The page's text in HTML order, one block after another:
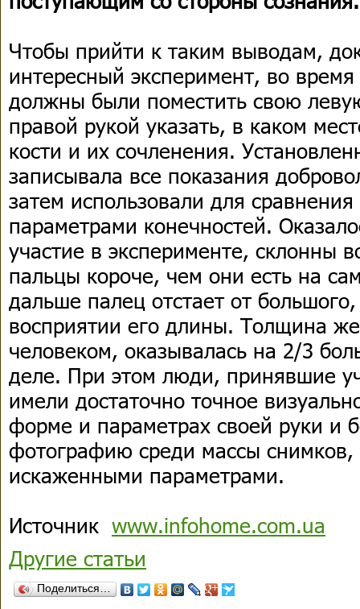
Чтобы прийти к таким выводам,
интересный эксперимент, во
должны были поместить свою
правой рукой указать, в каком
кости и их сочленения.
записывала все показания
затем использовали для
параметрами конечностей.
участие в эксперименте, склонны
пальцы короче, чем они есть на
дальше палец отстает от
восприятии его длины. Толщина
человеком, оказывалась на 2/3
деле. При этом люди, принявшие
имели достаточно точное
форме и параметрах своей руки и
фотографию среди массы
искаженными параметрами.
Источник www.infohome.com.ua
Другие статьи
Поделиться…